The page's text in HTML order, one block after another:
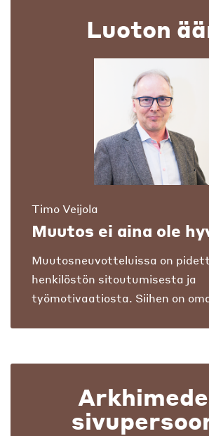
Luoton
Timo Veijola
Muutos ei aina ole
Muutosneuvotteluissa on
henkilöstön sitoutumisesta ja
työmotivaatiosta. Siihen on